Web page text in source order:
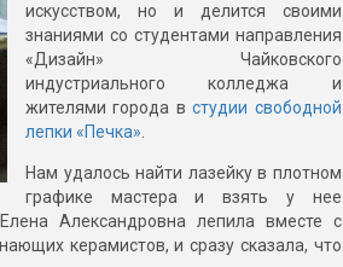
искусством, но и делится своими
знаниями со студентами направления
«Дизайн» Чайковского
индустриального колледжа и
жителями города встудии свободной
лепки «Печка»
Нам удалось найти лазейку в плотном
графике мастера и взять у нее
Александровна лепила вместе с
керамистов, и сразу сказала, что